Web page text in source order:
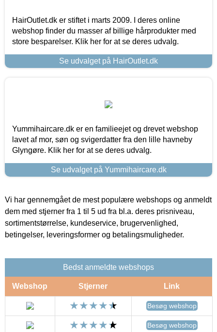
HairOutlet.dk er stiftet i marts 2009. I deres online
webshop finder du masser af billige hårprodukter med
store besparelser. Klik her for at se deres udvalg.
Se udvalget på HairOutlet.dk
Yummihaircare.dk er en familieejet og drevet webshop
lavet af mor, søn og svigerdatter fra den lille havneby
Glyngøre. Klik her for at se deres udvalg.
Se udvalget på Yummihaircare.dk
Vi har gennemgået de mest populære webshops og anmeldt
dem med stjerner fra 1 til 5 ud fra bl.a. deres prisniveau,
sortimentstørrelse, kundeservice, brugervenlighed,
betingelser, leveringsformer og betalingsmuligheder.
Bedst anmeldte webshops
Webshop Stjerner Link
Besøg webshop
Besøg webshop